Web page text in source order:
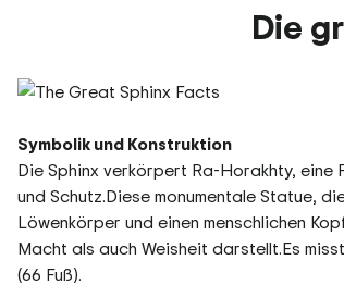
Die
Symbolik und Konstruktion
Die Sphinx verkörpert Ra-Horakhty,
und Schutz.Diese monumentale Statue,
Löwenkörper und einen menschlichen
Macht als auch Weisheit darstellt.Es
(66 Fuß).